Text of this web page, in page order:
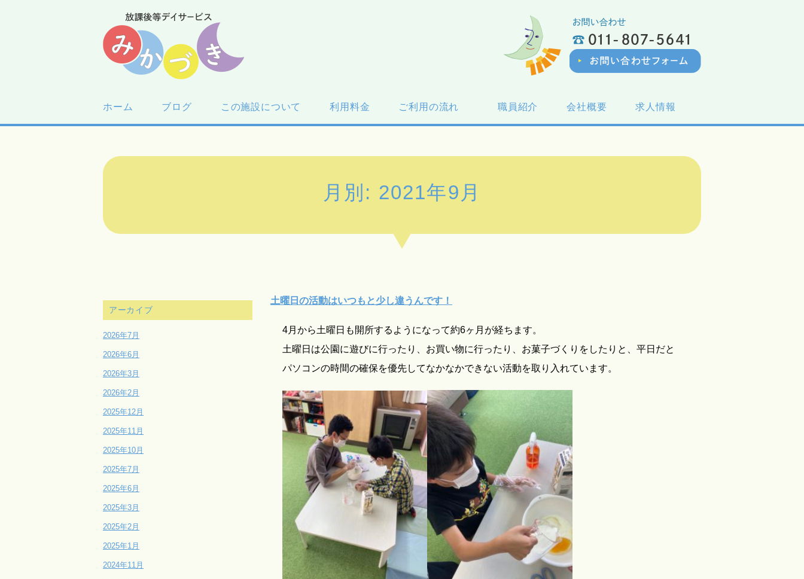
ホーム ブログ この施設について 利用料金 ご利用の流れ 職員紹介 会社概要 求人情報
月別: 2021年9月
アーカイブ
2026年7月
2026年6月
2026年3月
2026年2月
2025年12月
2025年11月
2025年10月
2025年7月
2025年6月
2025年3月
2025年2月
2025年1月
2024年11月
土曜日の活動はいつもと少し違うんです！
4月から土曜日も開所するようになって約6ヶ月が経ちます。
土曜日は公園に遊びに行ったり、お買い物に行ったり、お菓子づくりをしたりと、平日だと
パソコンの時間の確保を優先してなかなかできない活動を取り入れています。